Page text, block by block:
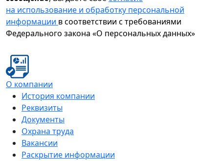
на использование и обработку персональной
информации в соответствии с требованиями
Федерального закона «О персональных данных»
О компании
История компании
Реквизиты
Документы
Охрана труда
Вакансии
Раскрытие информации